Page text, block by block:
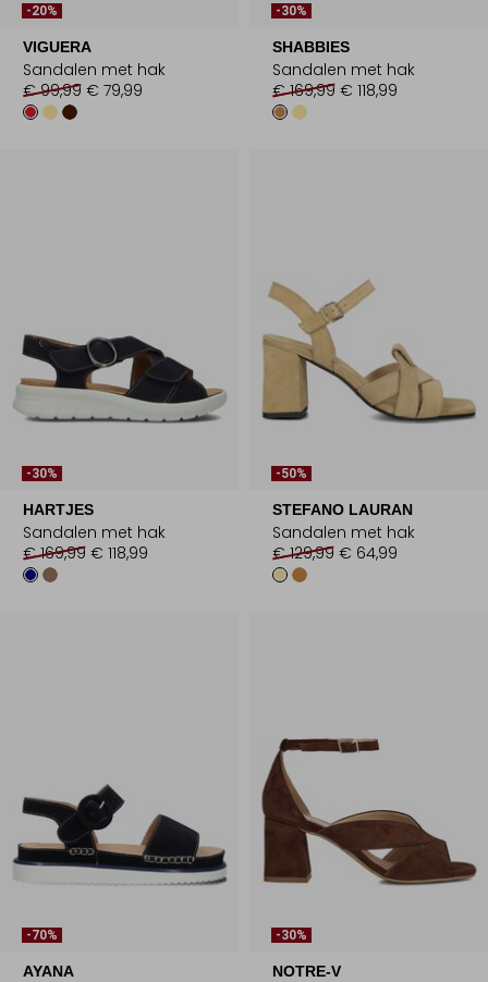
-20%
VIGUERA
Sandalen met hak
€ 99,99 € 79,99
-30%
SHABBIES
Sandalen met hak
€ 169,99 € 118,99
-30%
HARTJES
Sandalen met hak
€ 169,99 € 118,99
-50%
STEFANO LAURAN
Sandalen met hak
€ 129,99 € 64,99
-70%
AYANA
-30%
NOTRE-V